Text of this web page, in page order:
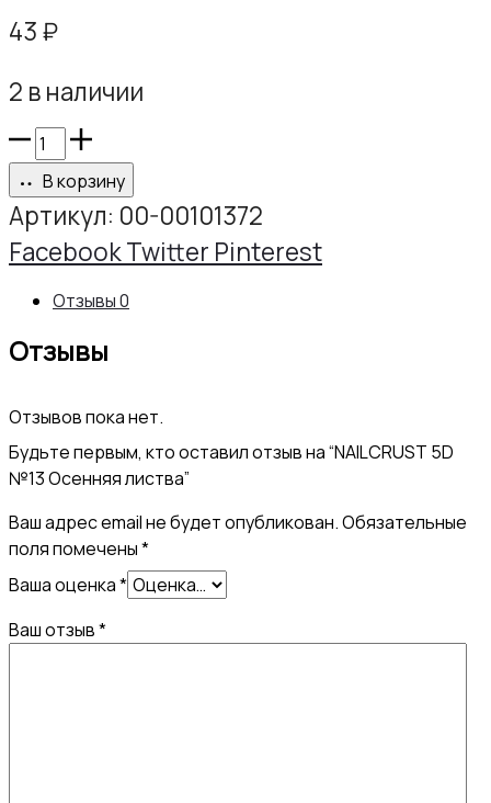
43₽
2 в наличии
Количество
товара
NAILCRUST
5D
Осенняя
листва
В корзину
Артикул: 00-00101372
Share
FacebookTwitter Pinterest
Отзывы0
Отзывы
Отзывов пока нет.
Будьте первым, кто оставил отзыв на “NAILCRUST 5D
№13 Осенняя листва”
Ваш адрес email не будет опубликован.Обязательные
поля помечены*
Ваша оценка*
Ваш отзыв*